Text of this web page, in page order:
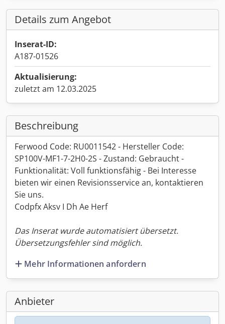
Details zum Angebot
Inserat-ID:
A187-01526
Aktualisierung:
zuletzt am 12.03.2025
Beschreibung
Ferwood Code: RU0011542 - Hersteller Code:
SP100V-MF1-7-2H0-2S - Zustand: Gebraucht -
Funktionalität: Voll funktionsfähig - Bei Interesse
bieten wir einen Revisionsservice an, kontaktieren
Sie uns.
Codpfx Aksv I Dh Ae Herf
Das Inserat wurde automatisiert übersetzt.
Übersetzungsfehler sind möglich.
Mehr Informationen anfordern
Anbieter